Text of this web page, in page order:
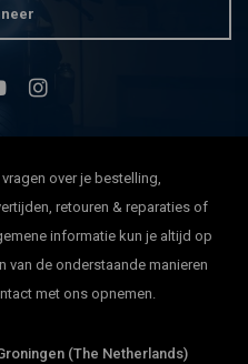
over je bestelling,
retouren & reparaties of
informatie kun je altijd op
van de onderstaande manieren
met ons opnemen.
(The Netherlands)